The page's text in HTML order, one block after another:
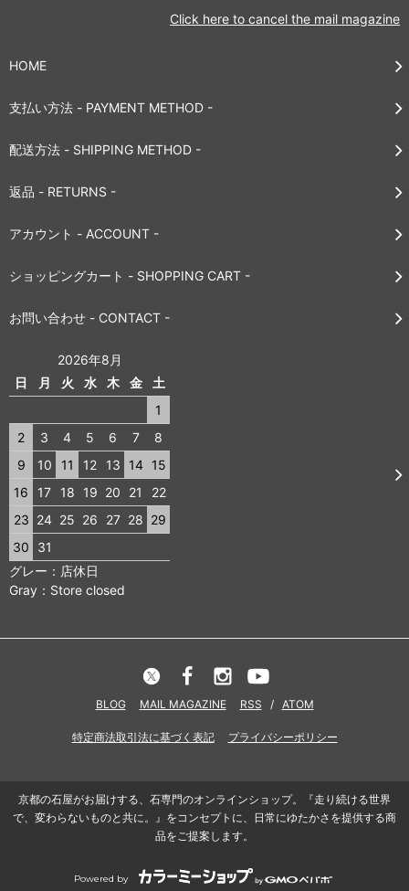
Click here to cancel the mail magazine
HOME
支払い方法 - PAYMENT METHOD -
配送方法 - SHIPPING METHOD -
返品 - RETURNS -
アカウント - ACCOUNT -
ショッピングカート - SHOPPING CART -
お問い合わせ - CONTACT -
2026年8月
日
月 火 水 木 金
土
1
2
3 4 5 6 7
8
9
10 11 12 13 14
15
16
17 18 19 20 21
22
23 24 25 26 27 28 29
30
31
グレー：店休日
Gray：Store closed
BLOG MAIL MAGAZINE RSS / ATOM
特定商法取引法に基づく表記 プライバシーポリシー
京都の石屋がお届けする、石専門のオンラインショップ。『走り続ける世界
で、変わらないものと共に。』をコンセプトに、日常にゆたかさを提供する商
品をご提案します。
Powered by